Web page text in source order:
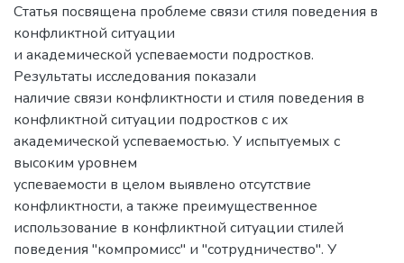
Статья посвящена проблеме связи стиля поведения в
конфликтной ситуации
и академической успеваемости подростков.
Результаты исследования показали
наличие связи конфликтности и стиля поведения в
конфликтной ситуации подростков с их
академической успеваемостью. У испытуемых с
высоким уровнем
успеваемости в целом выявлено отсутствие
конфликтности, а также преимущественное
использование в конфликтной ситуации стилей
поведения "компромисс" и "сотрудничество". У